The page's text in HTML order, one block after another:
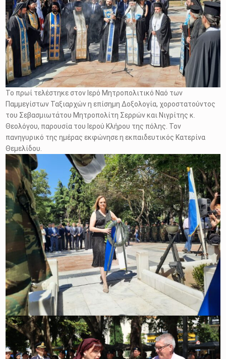
Το πρωί τελέστηκε στον Ιερό Μητροπολιτικό Ναό των
Παμμεγίστων Ταξιαρχών η επίσημη Δοξολογία, χοροστατούντος
του Σεβασμιωτάτου Μητροπολίτη Σερρών και Νιγρίτης κ.
Θεολόγου, παρουσία του Ιερού Κλήρου της πόλης. Τον
πανηγυρικό της ημέρας εκφώνησε η εκπαιδευτικός Κατερίνα
Θεμελίδου.